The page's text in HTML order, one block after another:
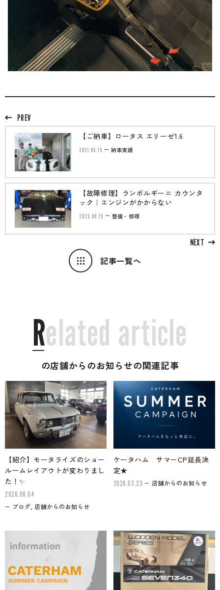
PREV
【ご納車】ロータス エリーゼ1.6
2021.05.15 納車実績
記事一覧へ
NEXT
【故障修理】ランボルギーニ カウンタ
ック｜エンジンがかからない
2023.08.19 整備・修理
Related article
の店舗からのお知らせの関連記事
【紹介】モータライズのショー
ルームレイアウトが変わりまし
た！✨
2026.08.04
ブログ, 店舗からのお知らせ
ケータハム サマーCP延長決
定★
2026.07.23 店舗からのお知らせ